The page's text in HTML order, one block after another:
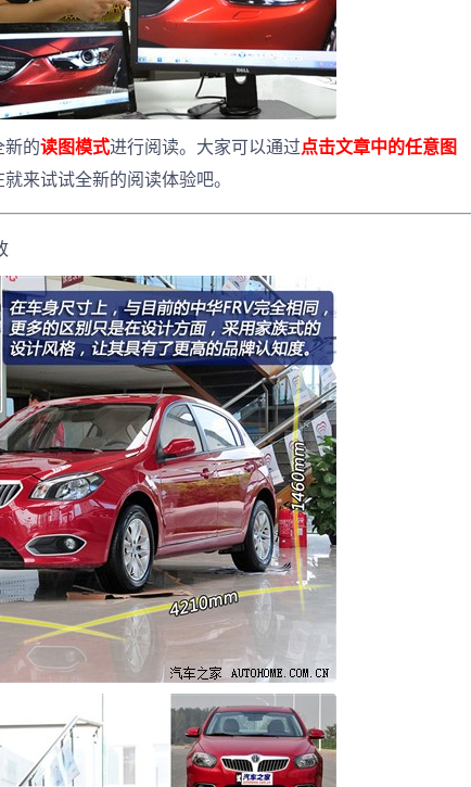
的读图模式进行阅读。大家可以通过点击文章中的任意图
来试试全新的阅读体验吧。